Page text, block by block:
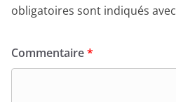
obligatoires sont indiqués avec
Commentaire*